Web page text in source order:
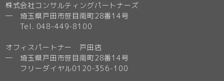
株式会社コンサルティングパートナーズ
─ 埼玉県戸田市笹目南町28番14号
Tel. 048-449-8100
オフィスパートナー 戸田店
─ 埼玉県戸田市笹目南町28番14号
フリーダイヤル0120-356-100